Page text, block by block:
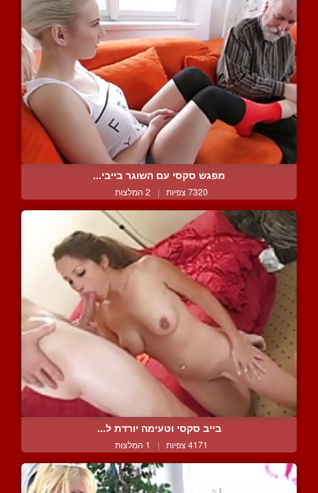
מפגש סקסי עם השוגר בייבי...
7320 צפיות | 2 המלצות
בייב סקסי וטעימה יורדת ל...
4171 צפיות | 1 המלצות